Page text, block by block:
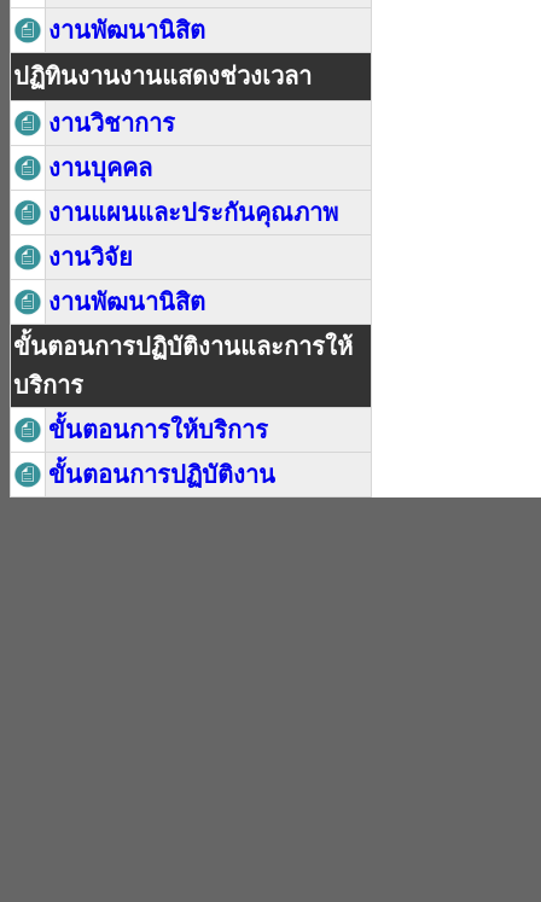
งานพัฒนานิสิต
ปฏิทินงานงานแสดงช่วงเวลา
งานวิชาการ
งานบุคคล
งานแผนและประกันคุณภาพ
งานวิจัย
งานพัฒนานิสิต
ขั้นตอนการปฏิบัติงานและการให้
บริการ
ขั้นตอนการให้บริการ
ขั้นตอนการปฏิบัติงาน